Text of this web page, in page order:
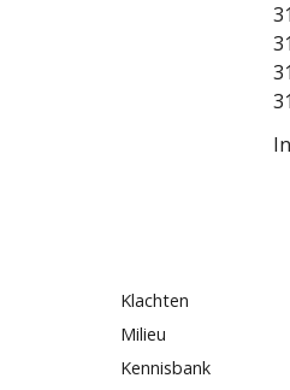
Klachten
Milieu
Kennisbank